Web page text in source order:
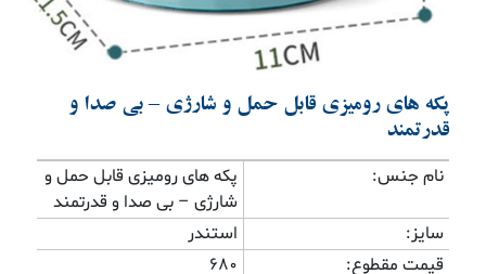
پکه های رومیزی قابل حمل و شارژی – بی صدا و
قدرتمند
نام جنس:
پکه های رومیزی قابل حمل و
شارژی – بی صدا و قدرتمند
سایز:
استندر
قیمت مقطوع:
680